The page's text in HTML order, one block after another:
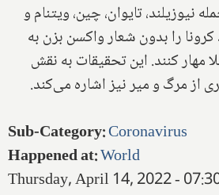
نیوزیلند، تایوان، چین، ویتنام و
را بدون شعار واکسن بزن به
مهار کنند. این تحقیقات به نقش
از مرگ و میر نیز اشاره می‌کند.
Sub-Category:Coronavirus
Happened at:World
Thursday, April 14, 2022 -